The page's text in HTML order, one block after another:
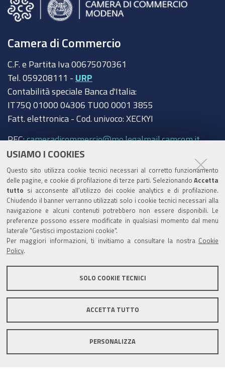
USIAMO I COOKIES
Questo sito utilizza cookie tecnici necessari al corretto funzionamento
delle pagine, e cookie di profilazione di terze parti. Selezionando Accetta
tutto si acconsente all’utilizzo dei cookie analytics e di profilazione.
Chiudendo il banner verranno utilizzati solo i cookie tecnici necessari alla
navigazione e alcuni contenuti potrebbero non essere disponibili. Le
preferenze possono essere modificate in qualsiasi momento dal menu
laterale "Gestisci impostazioni cookie".
Per maggiori informazioni, ti invitiamo a consultare la nostra Cookie
Policy
SOLO COOKIE TECNICI
ACCETTA TUTTO
PERSONALIZZA
Camera di Commercio
C.F. e Partita Iva 00675070361
Tel. 059208111 - URP
Contabilità speciale Banca d'Italia:
IT75Q 01000 04306 TU00 0001 3855
Fatt. elettronica - Cod. univoco: XECKYI
PEC:cameradicommercio@mo.legalmail.camcom.it
Trasparenza
Amministrazione trasparente
Albo Camerale
Pubblicità Legale
Area riservata Amministratori
Informativa generale
Informative privacy
Accessibilità
Note legali
Informativa estesa sui cookie
Social media policy